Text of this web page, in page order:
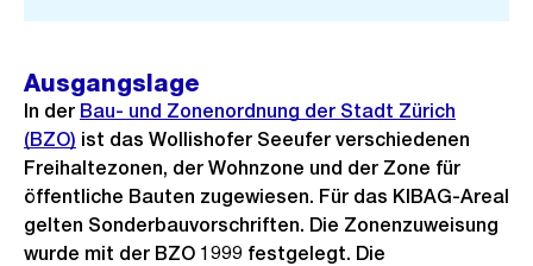
Ausgangslage
In der Bau- und Zonenordnung der Stadt Zürich
(BZO) ist das Wollishofer Seeufer verschiedenen
Freihaltezonen, der Wohnzone und der Zone für
öffentliche Bauten zugewiesen. Für das KIBAG-Areal
gelten Sonderbauvorschriften. Die Zonenzuweisung
wurde mit der BZO 1999 festgelegt. Die